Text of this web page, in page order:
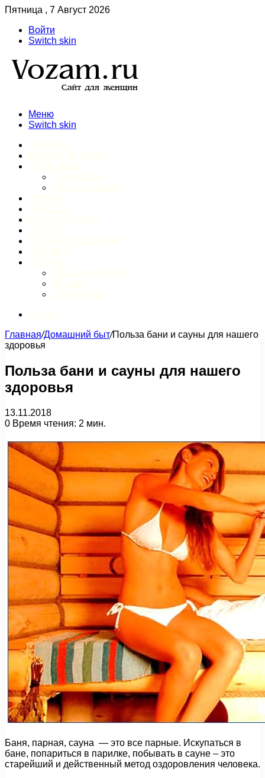
Пятница , 7 Август 2026
Войти
Switch skin
Меню
Switch skin
Главная/Домашний быт/Польза бани и сауны для нашего
здоровья
Польза бани и сауны для нашего
здоровья
13.11.2018
0 Время чтения: 2 мин.
Баня, парная, сауна — это все парные. Искупаться в
бане, попариться в парилке, побывать в сауне – это
старейший и действенный метод оздоровления человека.